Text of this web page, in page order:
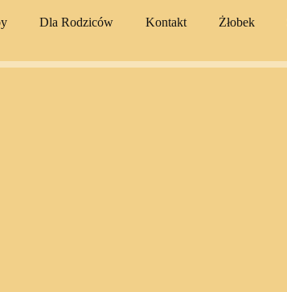
Dla Rodziców Kontakt Żłobek